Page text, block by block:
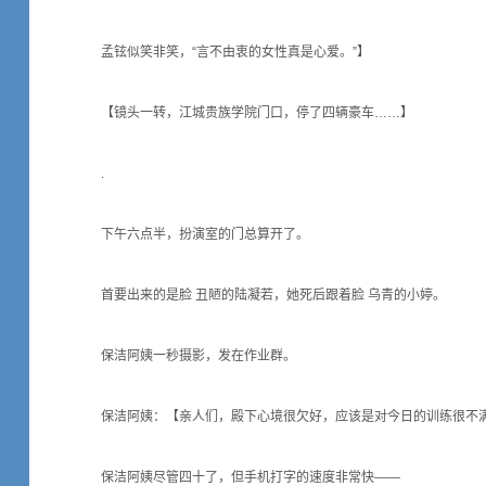
孟铉似笑非笑，“言不由衷的女性真是心爱。”】
【镜头一转，江城贵族学院门口，停了四辆豪车……】
.
下午六点半，扮演室的门总算开了。
首要出来的是脸 丑陋的陆凝若，她死后跟着脸 乌青的小婷。
保洁阿姨一秒摄影，发在作业群。
保洁阿姨：【亲人们，殿下心境很欠好，应该是对今日的训练很不
保洁阿姨尽管四十了，但手机打字的速度非常快——